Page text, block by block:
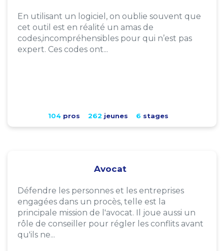
En utilisant un logiciel, on oublie souvent que
cet outil est en réalité un amas de
codes,incompréhensibles pour qui n’est pas
expert. Ces codes ont...
104pros 262 jeunes 6 stages
Avocat
Défendre les personnes et les entreprises
engagées dans un procès, telle est la
principale mission de l'avocat. Il joue aussi un
rôle de conseiller pour régler les conflits avant
qu'ils ne...